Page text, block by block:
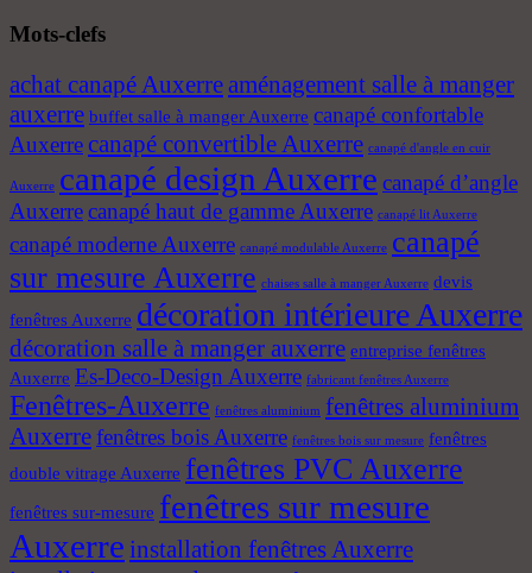
Mots-clefs
achat canapé Auxerreaménagement salle à manger
auxerre buffet salle à manger Auxerre canapé confortable
Auxerrecanapé convertible Auxerre canapé d'angle en cuir
Auxerre canapé design Auxerre canapé d’angle
Auxerrecanapé haut de gamme Auxerre canapé lit Auxerre
canapé moderne Auxerre canapé modulable Auxerre canapé
sur mesure Auxerre chaises salle à manger Auxerre devis
fenêtres Auxerre décoration intérieure Auxerre
décoration salle à manger auxerre entreprise fenêtres
Auxerre Es-Deco-Design Auxerre fabricant fenêtres Auxerre
Fenêtres-Auxerre fenêtres aluminium fenêtres aluminium
Auxerrefenêtres bois Auxerre fenêtres bois sur mesure fenêtres
double vitrage Auxerre fenêtres PVC Auxerre
fenêtres sur-mesure fenêtres sur mesure
Auxerre installation fenêtres Auxerre